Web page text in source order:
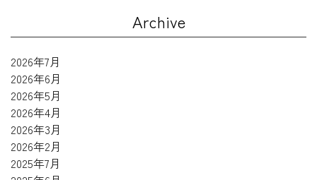
Archive
2026年7月
2026年6月
2026年5月
2026年4月
2026年3月
2026年2月
2025年7月